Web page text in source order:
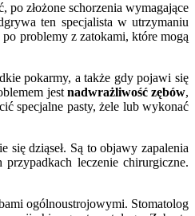
złożone schorzenia wymagające
ten specjalista w utrzymaniu
problemy z zatokami, które mogą
pokarmy, a także gdy pojawi się
jest nadwrażliwość zębów,
specjalne pasty, żele lub wykonać
się dziąseł. Są to objawy zapalenia
leczenie chirurgiczne.
ogólnoustrojowymi. Stomatolog